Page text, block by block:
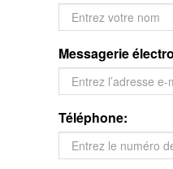
Messagerie
Téléphone: